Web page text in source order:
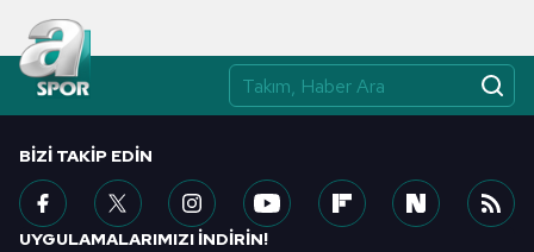
BIZI TAKIP EDIN
UYGULAMALARIMIZI İNDİRİN!